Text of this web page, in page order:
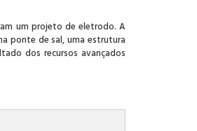
um projeto de eletrodo. A
ponte de sal, uma estrutura
dos recursos avançados